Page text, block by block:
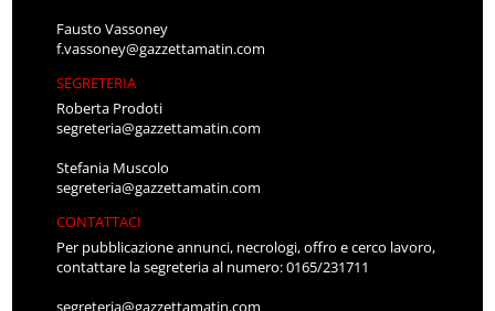
Fausto Vassoney
f.vassoney@gazzettamatin.com
SEGRETERIA
Roberta Prodoti
segreteria@gazzettamatin.com
Stefania Muscolo
segreteria@gazzettamatin.com
CONTATTACI
Per pubblicazione annunci, necrologi, offro e cerco lavoro,
contattare la segreteria al numero: 0165/231711
segreteria@gazzettamatin.com